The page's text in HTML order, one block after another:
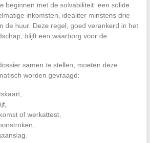
beginnen met de solvabiliteit: een solide
inkomsten, idealiter minstens drie
de huur. Deze regel, goed verankerd in het
blijft een waarborg voor de
samen te stellen, moeten deze
worden gevraagd:
of werkattest,